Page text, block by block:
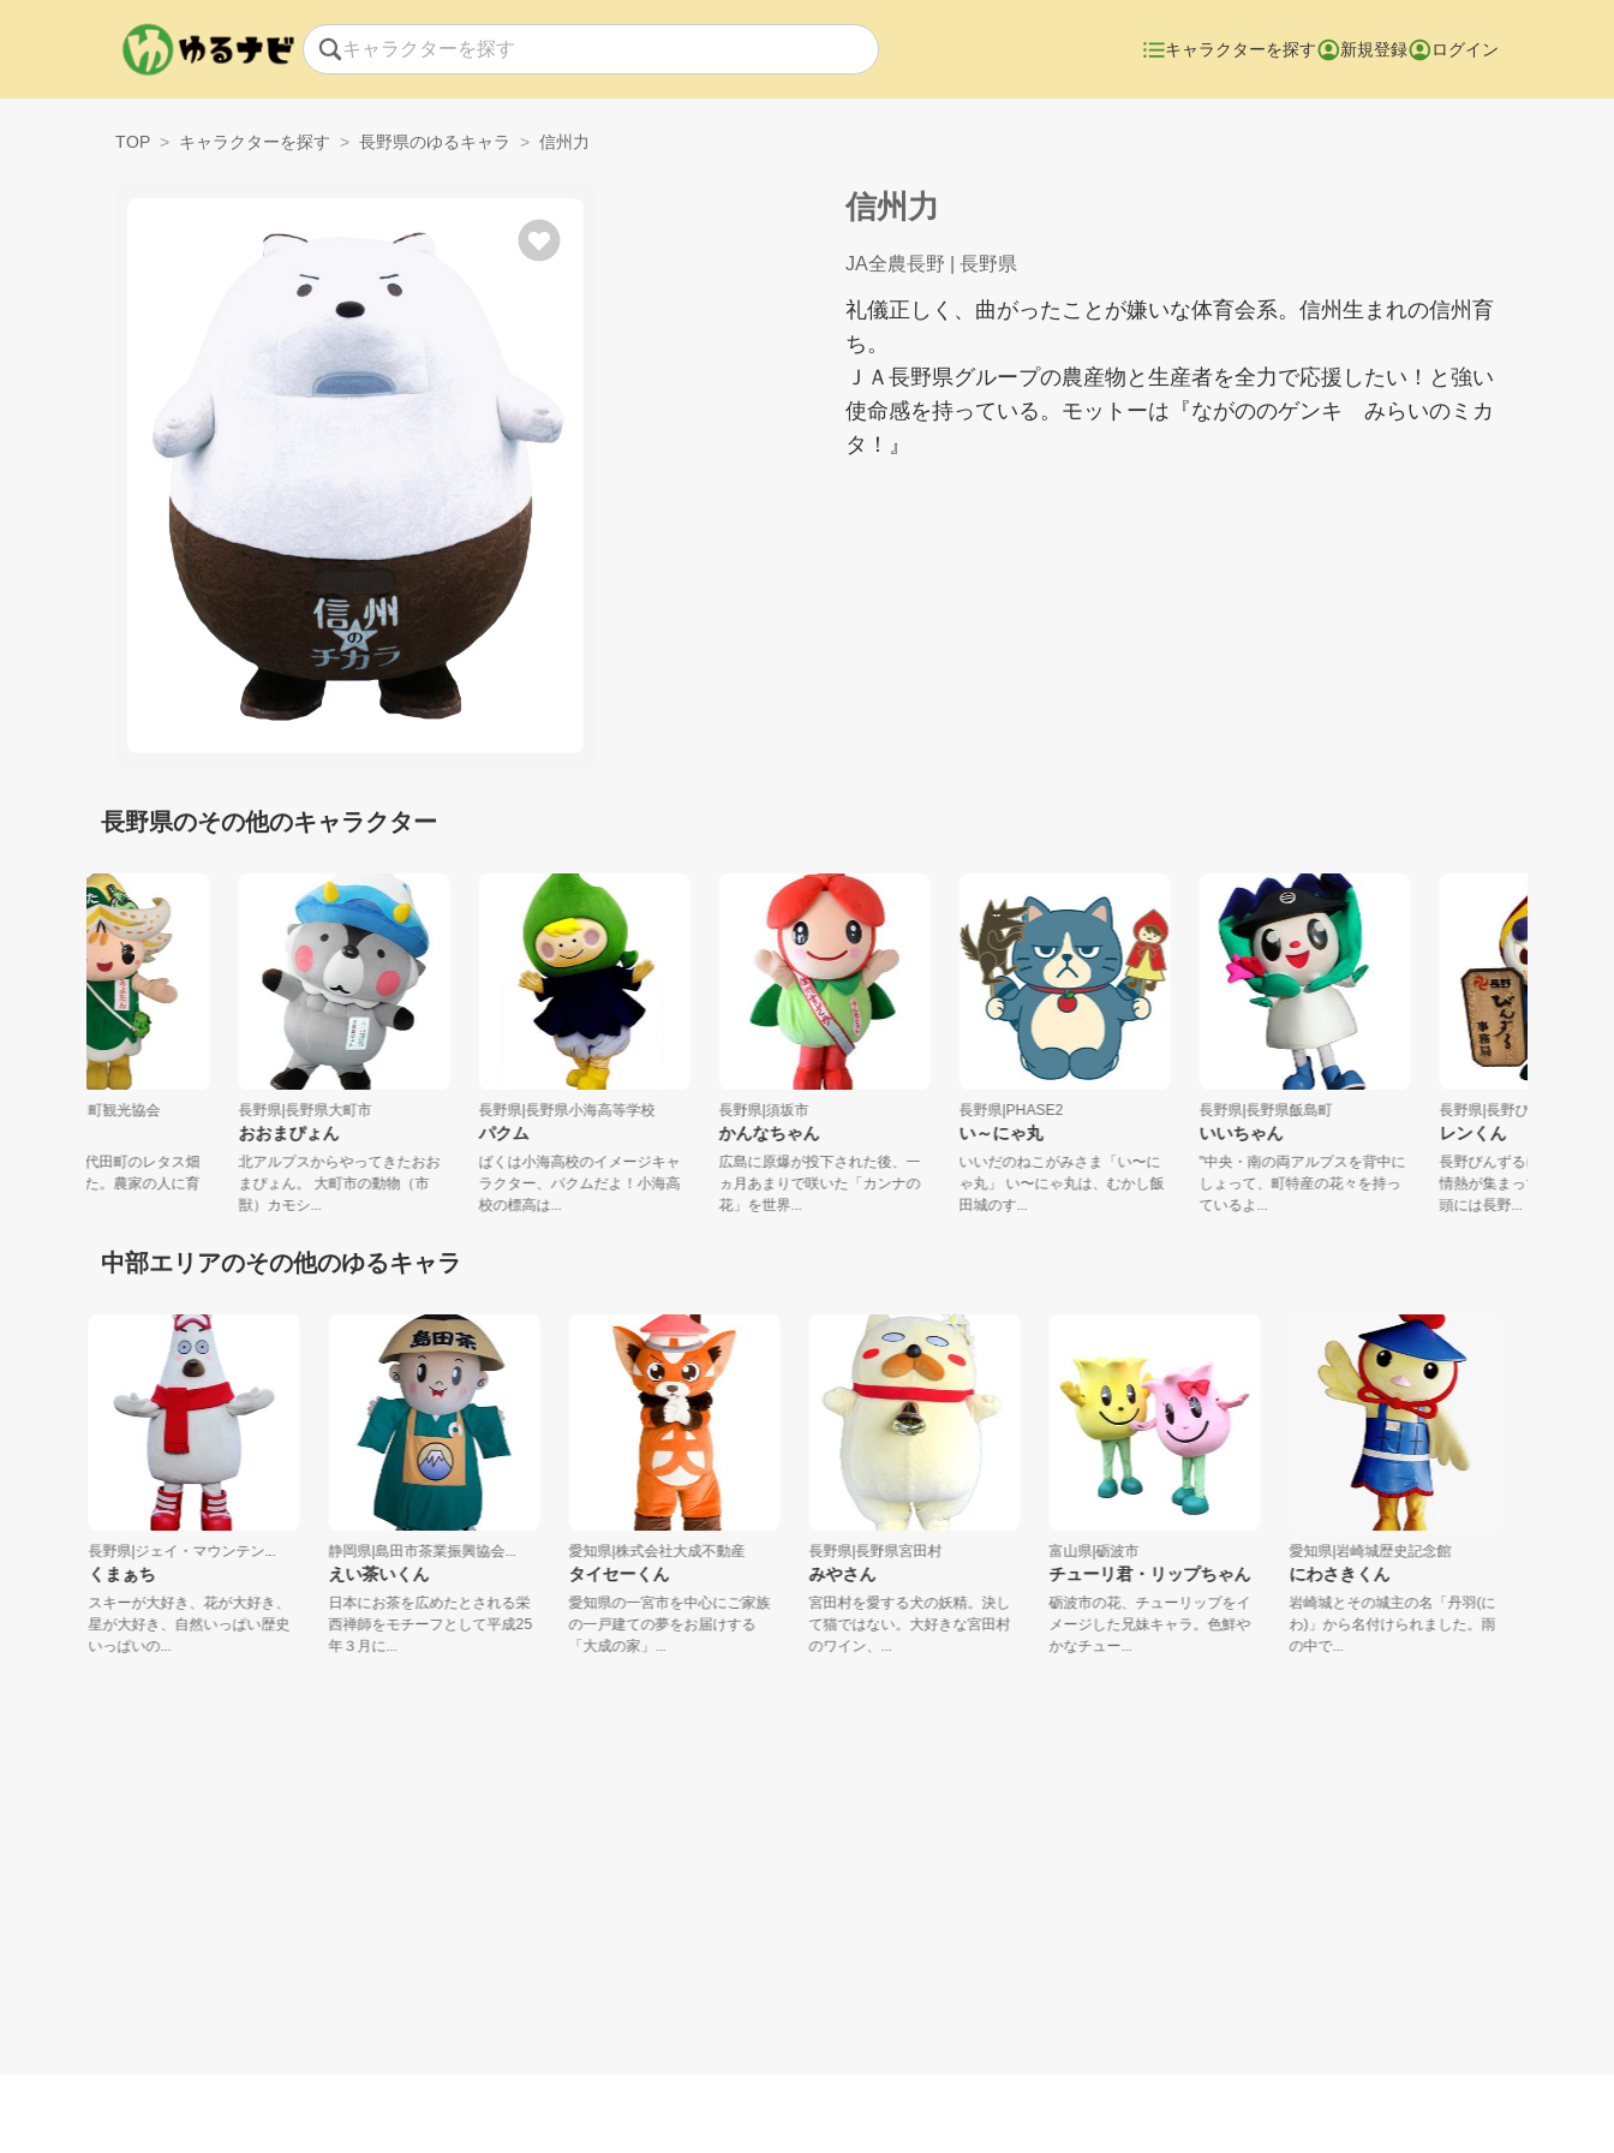
キャラクターを探す 新規登録 ログイン
TOP キャラクターを探す 長野県のゆるキャラ 信州力
信州力
JA全農長野 | 長野県
礼儀正しく、曲がったことが嫌いな体育会系。信州生まれの信州育
ち。
ＪＡ長野県グループの農産物と生産者を全力で応援したい！と強い
使命感を持っている。モットーは『ながののゲンキ みらいのミカ
タ！』
長野県のその他のキャラクター
長野県|御代田町観光協会
みよたんは御代田町のレタス畑
で生まれました。農家の人に育
長野県|長野県大町市
おおまぴょん
北アルプスからやってきたおお
まぴょん。 大町市の動物（市
獣）カモシ...
長野県|長野県小海高等学校
パクム
ばくは小海高校のイメージキャ
ラクター、パクムだよ！小海高
校の標高は...
長野県|須坂市
かんなちゃん
広島に原爆が投下された後、一
ヵ月あまりで咲いた「カンナの
花」を世界...
長野県|PHASE2
い～にゃ丸
いいだのねこがみさま「い〜に
ゃ丸」 い〜にゃ丸は、むかし飯
田城のす...
長野県|長野県飯島町
いいちゃん
"中央・南の両アルプスを背中に
しょって、町特産の花々を持っ
ているよ...
長野県|長野びんずる
レンくん
長野びんずるに参加
情熱が集まってでき
頭には長野...
中部エリアのその他のゆるキャラ
長野県|ジェイ・マウンテン...
くまぁち
スキーが大好き、花が大好き、
星が大好き、自然いっぱい歴史
いっぱいの...
静岡県|島田市茶業振興協会...
えい茶いくん
日本にお茶を広めたとされる栄
西禅師をモチーフとして平成25
年３月に...
愛知県|株式会社大成不動産
タイセーくん
愛知県の一宮市を中心にご家族
の一戸建ての夢をお届けする
「大成の家」...
長野県|長野県宮田村
みやさん
宮田村を愛する犬の妖精。決し
て猫ではない。大好きな宮田村
のワイン、...
富山県|砺波市
チューリ君・リップちゃん
砺波市の花、チューリップをイ
メージした兄妹キャラ。色鮮や
かなチュー...
愛知県|岩崎城歴史記念館
にわさきくん
岩崎城とその城主の名「丹羽(に
わ)」から名付けられました。雨
の中で...